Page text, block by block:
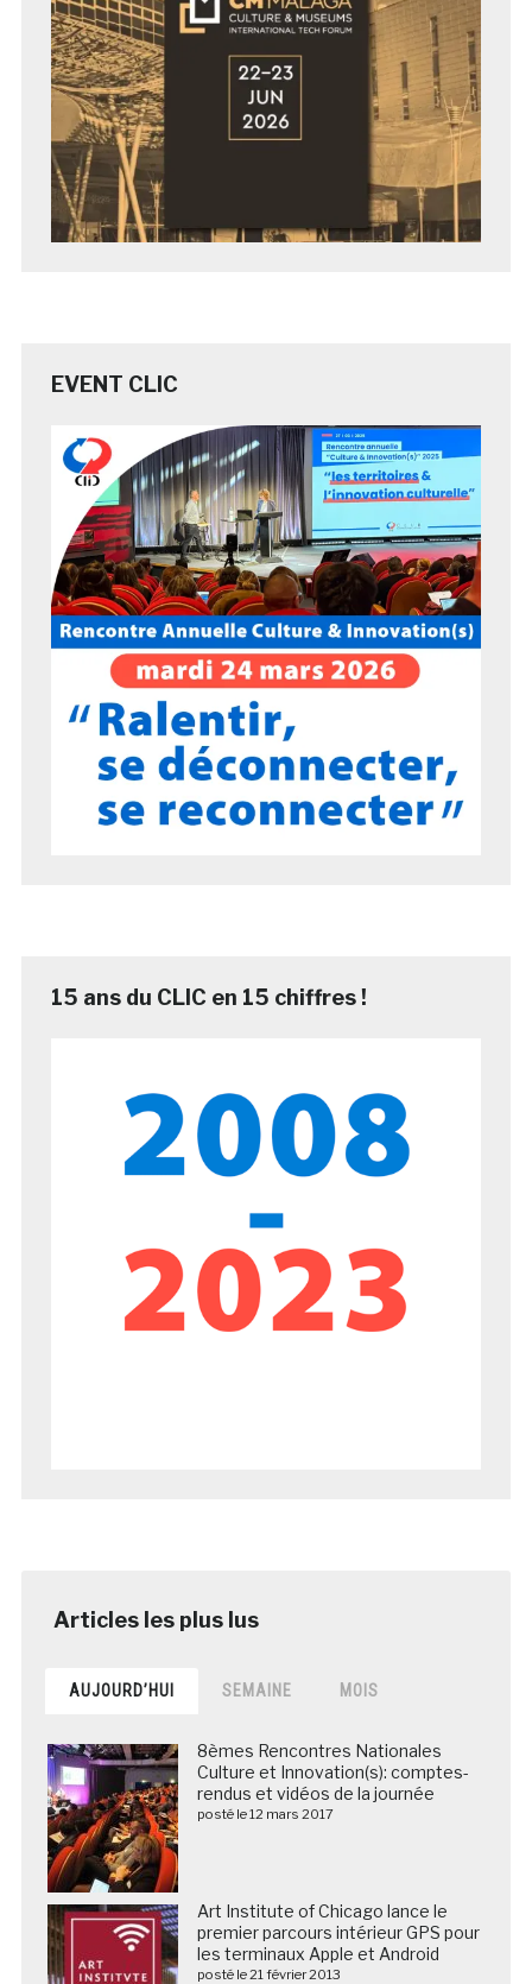
EVENT CLIC
15 ans du CLIC en 15 chiffres !
AUJOURD’HUI SEMAINE MOIS
8èmes Rencontres Nationales
Culture et Innovation(s): comptes-
rendus et vidéos de la journée
posté le 12 mars 2017
Art Institute of Chicago lance le
premier parcours intérieur GPS pour
les terminaux Apple et Android
posté le 21 février 2013